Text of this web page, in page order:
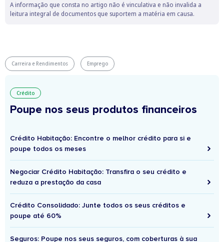
A informação que consta no artigo não é vinculativa e não invalida a
leitura integral de documentos que suportem a matéria em causa.
Carreira e Rendimentos Emprego
Crédito
Poupe nos seus produtos financeiros
Crédito Habitação: Encontre o melhor crédito para si e
poupe todos os meses
Negociar Crédito Habitação: Transfira o seu crédito e
reduza a prestação da casa
Crédito Consolidado: Junte todos os seus créditos e
poupe até 60%
Seguros: Poupe nos seus seguros, com coberturas à sua